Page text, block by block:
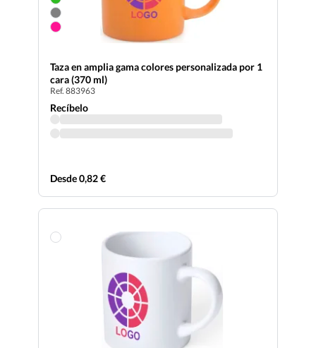
Taza en amplia gama colores personalizada por 1
cara (370 ml)
Ref. 883963
Recíbelo
Desde 0,82 €